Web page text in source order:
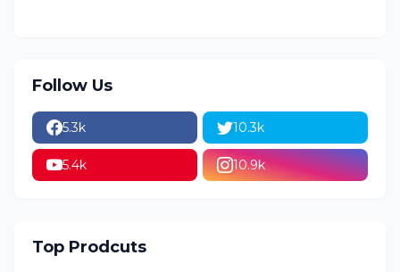
Follow Us
5.3k 10.3k
5.4k 10.9k
Top Prodcuts